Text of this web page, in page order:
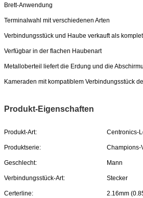
Brett-Anwendung
Terminalwahl mit verschiedenen Arten
Verbindungsstück und Haube verkauft als
Verfügbar in der flachen Haubenart
Metalloberteil liefert die Erdung und die
Kameraden mit kompatiblem Verbindungsstück
Produkt-Eigenschaften
Produkt-Art: Centronics-
Produktserie: Champions-
Geschlecht: Mann
Verbindungsstück-Art: Stecker
Certerline: 2.16mm